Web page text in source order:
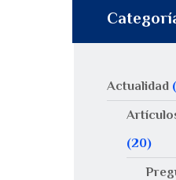
Actualidad
(20)